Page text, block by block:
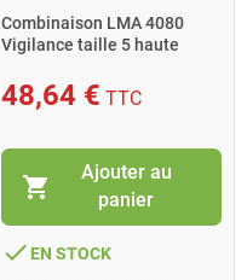
Combinaison LMA 4080
Vigilance taille 5 haute
48,64 € TTC
shopping_cart
Ajouter au
panier
done EN STOCK